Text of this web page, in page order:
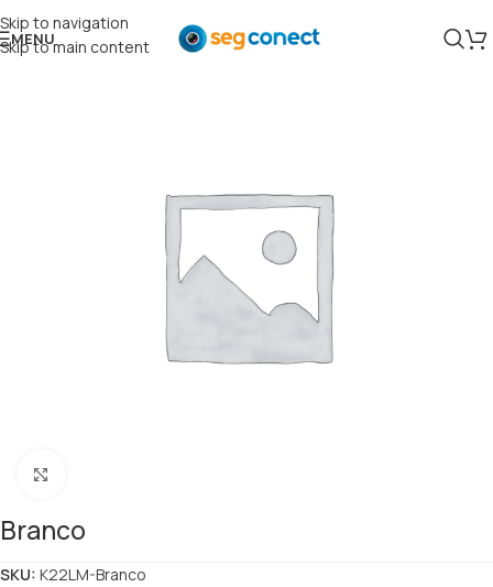
Skip to navigation
Skip to main content
MENU
Branco
SKU: K22LM-Branco